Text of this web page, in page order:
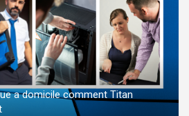
a domicile comment Titan